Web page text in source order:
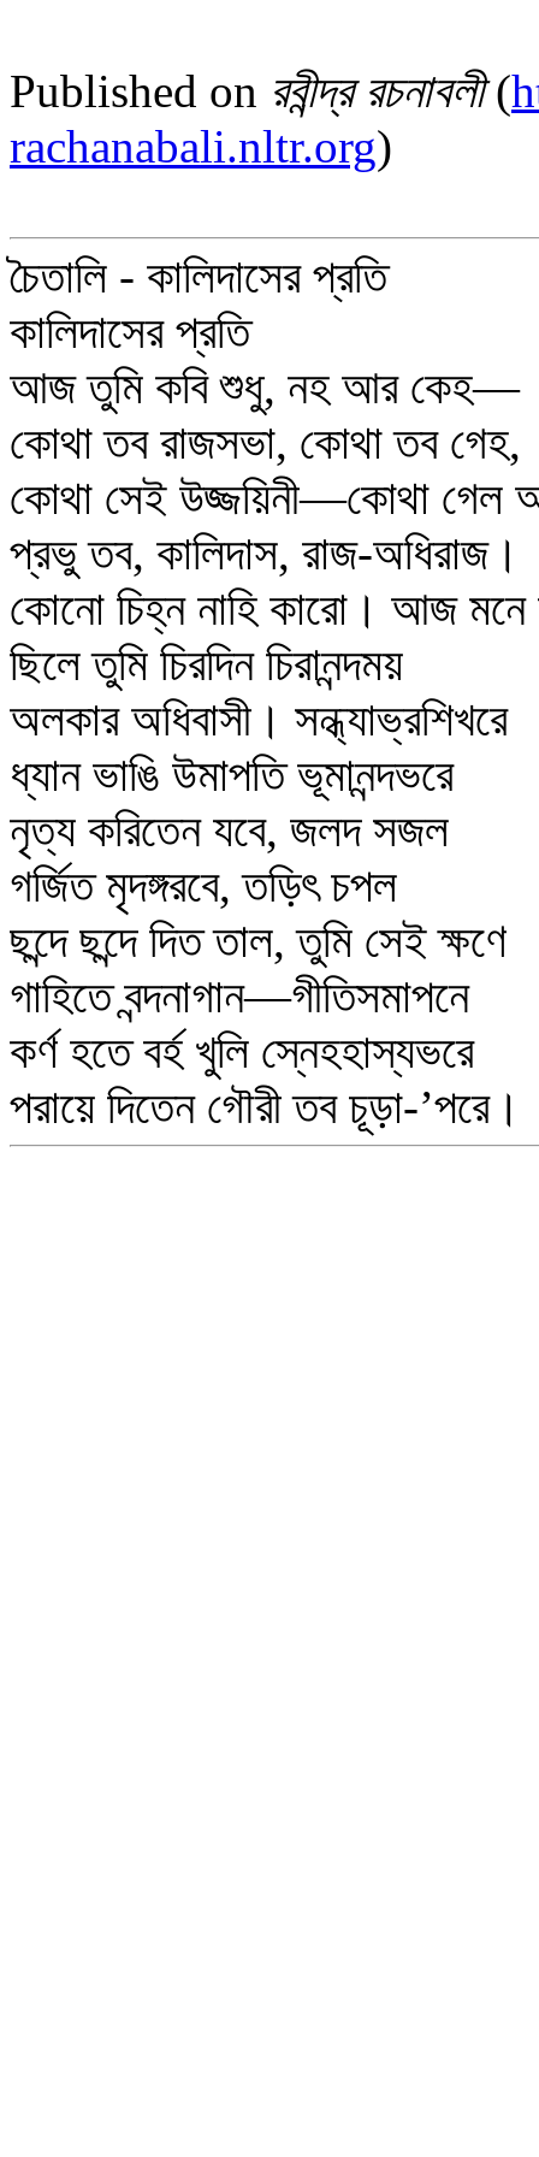
Published on রবীন্দ্র রচনাবলী(
rachanabali.nltr.org)
চৈতালি - কালিদাসের প্রতি
কালিদাসের প্রতি
আজ তুমি কবি শুধু, নহ আর কেহ—
কোথা তব রাজসভা, কোথা তব গেহ,
কোথা সেই উজ্জয়িনী—কোথা গেল
প্রভু তব, কালিদাস, রাজ-অধিরাজ।
কোনো চিহ্ন নাহি কারো। আজ মনে
ছিলে তুমি চিরদিন চিরানন্দময়
অলকার অধিবাসী। সন্ধ্যাভ্রশিখরে
ধ্যান ভাঙি উমাপতি ভূমানন্দভরে
নৃত্য করিতেন যবে, জলদ সজল
গর্জিত মৃদঙ্গরবে, তড়িৎ চপল
ছন্দে ছন্দে দিত তাল, তুমি সেই ক্ষণে
গাহিতে বন্দনাগান—গীতিসমাপনে
কর্ণ হতে বর্হ খুলি স্নেহহাস্যভরে
পরায়ে দিতেন গৌরী তব চূড়া-’পরে।